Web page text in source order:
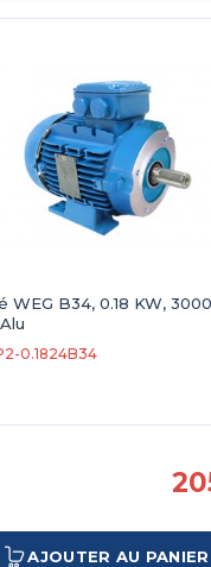
WEG B34, 0.18 KW,
0.1824B34
AJOUTER AU PANIER